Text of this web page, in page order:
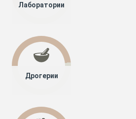
Лаборатории
Дрогерии